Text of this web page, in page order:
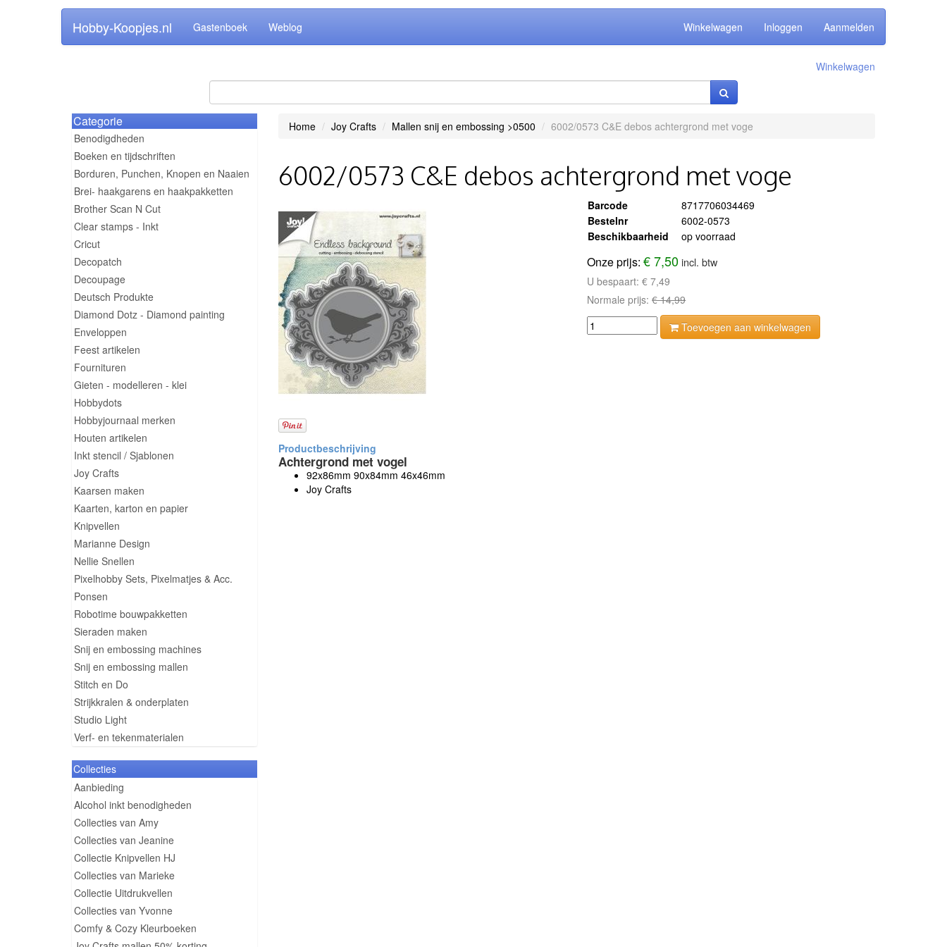
Hobby-Koopjes.nl Gastenboek Weblog Winkelwagen Inloggen Aanmelden
Winkelwagen
Categorie
Benodigdheden
Boeken en tijdschriften
Borduren, Punchen, Knopen en Naaien
Brei- haakgarens en haakpakketten
Brother Scan N Cut
Clear stamps - Inkt
Cricut
Decopatch
Decoupage
Deutsch Produkte
Diamond Dotz - Diamond painting
Enveloppen
Feest artikelen
Fournituren
Gieten - modelleren - klei
Hobbydots
Hobbyjournaal merken
Houten artikelen
Inkt stencil / Sjablonen
Joy Crafts
Kaarsen maken
Kaarten, karton en papier
Knipvellen
Marianne Design
Nellie Snellen
Pixelhobby Sets, Pixelmatjes & Acc.
Ponsen
Robotime bouwpakketten
Sieraden maken
Snij en embossing machines
Snij en embossing mallen
Stitch en Do
Strijkkralen & onderplaten
Studio Light
Verf- en tekenmaterialen
Collecties
Aanbieding
Alcohol inkt benodigheden
Collecties van Amy
Collecties van Jeanine
Collectie Knipvellen HJ
Collecties van Marieke
Collectie Uitdrukvellen
Collecties van Yvonne
Comfy & Cozy Kleurboeken
Home Joy Crafts Mallen snij en embossing >0500 6002/0573 C&E debos achtergrond met voge
6002/0573 C&E debos achtergrond met voge
Barcode
8717706034469
Bestelnr
6002-0573
Beschikbaarheid
op voorraad
Onze prijs:€ 7,50 incl. btw
U bespaart:€ 7,49
Normale prijs:€ 14,99
Toevoegen aan winkelwagen
Achtergrond met vogel
92x86mm 90x84mm 46x46mm
Joy Crafts